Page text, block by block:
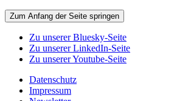
Zum Anfang der Seite springen
Zu unserer Bluesky-Seite
Zu unserer LinkedIn-Seite
Zu unserer Youtube-Seite
Datenschutz
Impressum